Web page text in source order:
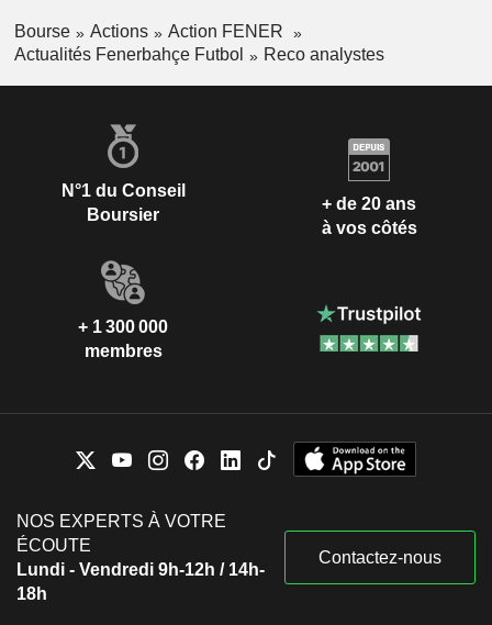
Bourse Actions
Action FENER
Actualités Fenerbahçe Futbol
Reco analystes
N°1 du Conseil
Boursier
+ de 20 ans
à vos côtés
+ 1 300 000
membres
NOS EXPERTS À VOTRE
ÉCOUTE
Lundi - Vendredi 9h-12h / 14h-
18h
Contactez-nous